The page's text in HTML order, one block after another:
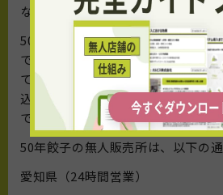
な状態で加工しています。
50年餃子は、年中無休・24時間営
です。夕食の一品として、またちょ
ても気軽に利用できます。1パック
込み1000円です。野菜増量の餃子
で税込み1000円です。
50年餃子の無人販売所は、以下の通
愛知県（24時間営業）